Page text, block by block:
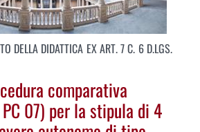
DELLA DIDATTICA EX ART. 7 C. 6 D.LGS.
comparativa
07) per la stipula di 4